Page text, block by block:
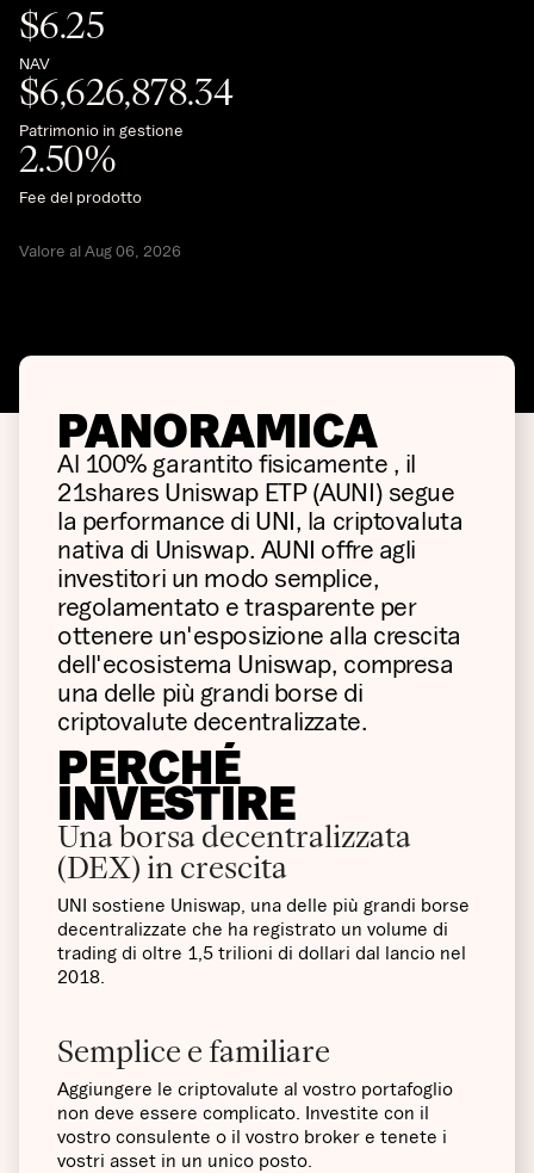
$6.25
NAV
$6,626,878.34
Patrimonio in gestione
2.50%
Fee del prodotto
Valore al Aug 06, 2026
PANORAMICA
Al 100% garantito fisicamente , il
21shares Uniswap ETP (AUNI) segue
la performance di UNI, la criptovaluta
nativa di Uniswap. AUNI offre agli
investitori un modo semplice,
regolamentato e trasparente per
ottenere un'esposizione alla crescita
dell'ecosistema Uniswap, compresa
una delle più grandi borse di
criptovalute decentralizzate.
PERCHÉ
INVESTIRE
Una borsa decentralizzata
(DEX) in crescita
UNI sostiene Uniswap, una delle più grandi borse
decentralizzate che ha registrato un volume di
trading di oltre 1,5 trilioni di dollari dal lancio nel
2018.
Semplice e familiare
Aggiungere le criptovalute al vostro portafoglio
non deve essere complicato. Investite con il
vostro consulente o il vostro broker e tenete i
vostri asset in un unico posto.